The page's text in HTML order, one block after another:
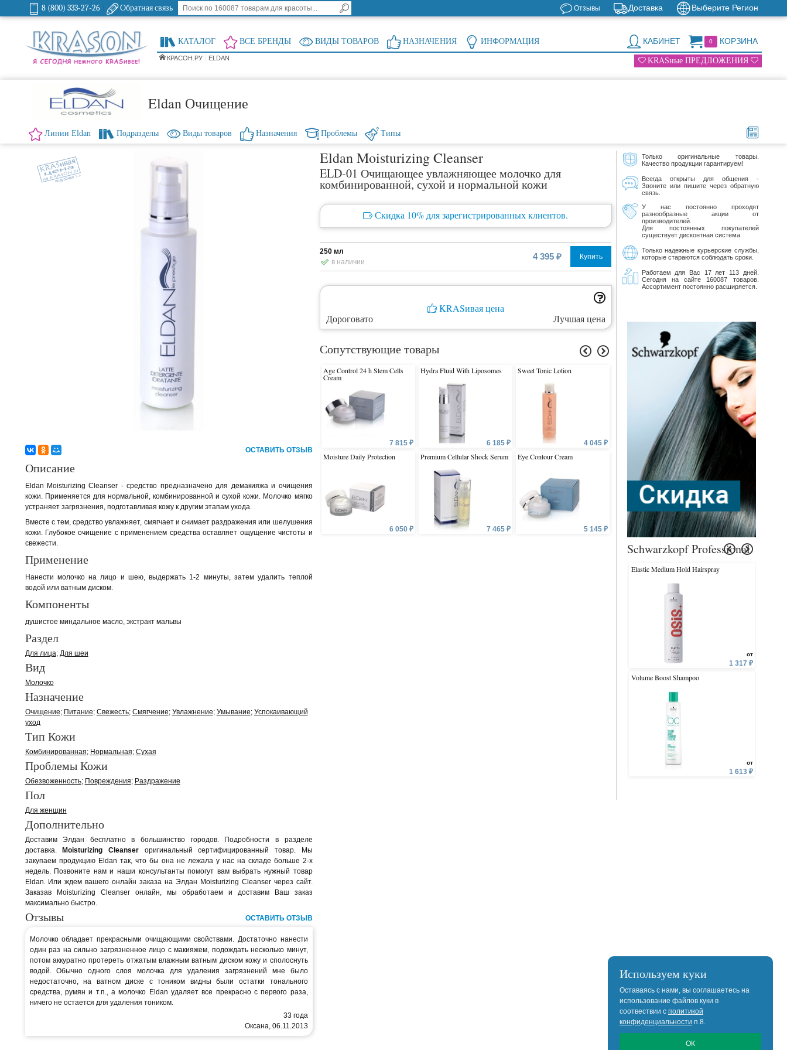
8 (800) 333-27-26 Обратная связь Выберите Регион
Доставка
Отзывы
0 КОРЗИНА
КАБИНЕТ
КАТАЛОГ ВСЕ БРЕНДЫ ВИДЫ ТОВАРОВ НАЗНАЧЕНИЯ ИНФОРМАЦИЯ
КРАСОН.РУ ELDAN KRASные ПРЕДЛОЖЕНИЯ
Eldan Очищение
Линии Eldan Подразделы Виды товаров Назначения Проблемы Типы
ОСТАВИТЬ ОТЗЫВ
Eldan Moisturizing Cleanser
ELD-01 Очищающее увлажняющее молочко для
комбинированной, сухой и нормальной кожи
Скидка 10% для зарегистрированных клиентов.
250 мл
в наличии
4 395 ₽ Купить
KRASивая цена
Дороговато
Лучшая цена
Сопутствующие товары
Age Control 24 h Stem Cells
Cream
7 815 ₽
Moisture Daily Protection
6 050 ₽
Hydra Fluid With Liposomes
6 185 ₽
Premium Cellular Shock Serum
7 465 ₽
Sweet Tonic Lotion
4 045 ₽
Eye Contour Cream
5 145 ₽
Eye Contour Nourishing Cream
6 225 ₽
Anti-Age Premium Biothox
от
350 ₽
Age Control Stem Сells
Essence
Только оригинальные товары.
Качество продукции гарантируем!
Всегда открыты для общения -
Звоните или пишите через обратную
связь.
У нас постоянно проходят
разнообразные акции от
производителей.
Для постоянных покупателей
существует дисконтная система.
Только надежные курьерские службы,
которые стараются соблюдать сроки.
Работаем для Вас 17 лет 113 дней.
Сегодня на сайте 160087 товаров.
Ассортимент постоянно расширяется.
Schwarzkopf Professional
Elastic Medium Hold Hairspray
от
1 317 ₽
Volume Boost Shampoo
от
1 613 ₽
Описание
Eldan Moisturizing Cleanser - средство предназначено для демакияжа и очищения
кожи. Применяется для нормальной, комбинированной и сухой кожи. Молочко мягко
устраняет загрязнения, подготавливая кожу к другим этапам ухода.
Вместе с тем, средство увлажняет, смягчает и снимает раздражения или шелушения
кожи. Глубокое очищение с применением средства оставляет ощущение чистоты и
свежести.
Применение
Нанести молочко на лицо и шею, выдержать 1-2 минуты, затем удалить теплой
водой или ватным диском.
Компоненты
душистое миндальное масло, экстракт мальвы
Раздел
Для лица Для шеи
Вид
Молочко
Назначение
Очищение Питание Свежесть Смягчение Увлажнение Умывание Успокаивающий
уход
Тип Кожи
Комбинированная Нормальная Сухая
Проблемы Кожи
Обезвоженность Повреждения Раздражение
Пол
Для женщин
Дополнительно
Доставим Элдан бесплатно в большинство городов. Подробности в разделе
доставка.
Moisturizing Cleanserоригинальный сертифицированный товар. Мы
закупаем продукцию Eldan так, что бы она не лежала у нас на складе больше 2-х
недель. Позвоните нам и наши консультанты помогут вам выбрать нужный товар
Eldan. Или ждем вашего онлайн заказа на Элдан Moisturizing Cleanser через сайт.
Заказав Moisturizing Cleanser онлайн, мы обработаем и доставим Ваш заказ
максимально быстро.
Отзывы ОСТАВИТЬ ОТЗЫВ
Молочко обладает прекрасными очищающими свойствами. Достаточно нанести
один раз на сильно загрязненное лицо с макияжем, подождать несколько минут,
потом аккуратно протереть отжатым влажным ватным диском кожу и сполоснуть
водой. Обычно одного слоя молочка для удаления загрязнений мне было
недостаточно, на ватном диске с тоником видны были остатки тонального
средства, румян и т.п., а молочко Eldan удаляет все прекрасно с первого раза,
ничего не остается для удаления тоником.
33 года
Оксана, 06.11.2013
Используем куки
Оставаясь с нами, вы соглашаетесь на
использование файлов куки в
соотвествии с политикой
конфиденциальности п.8.
ОК